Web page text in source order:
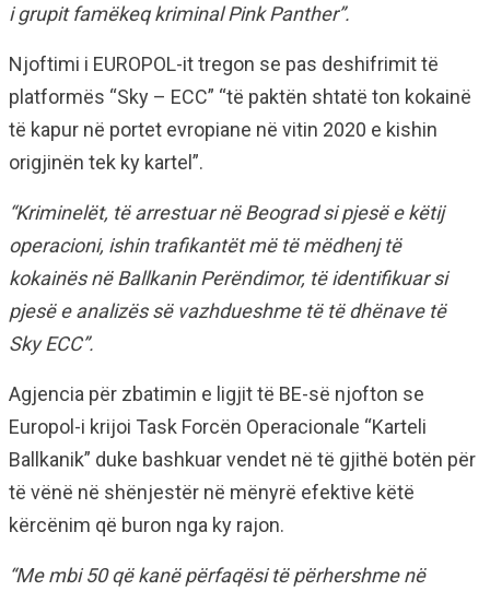
i grupit famëkeq kriminal Pink Panther”.
Njoftimi i EUROPOL-it tregon se pas deshifrimit të
platformës “Sky – ECC” “të paktën shtatë ton kokainë
të kapur në portet evropiane në vitin 2020 e kishin
origjinën tek ky kartel”.
“Kriminelët, të arrestuar në Beograd si pjesë e këtij
operacioni, ishin trafikantët më të mëdhenj të
kokainës në Ballkanin Perëndimor, të identifikuar si
pjesë e analizës së vazhdueshme të të dhënave të
Sky ECC”.
Agjencia për zbatimin e ligjit të BE-së njofton se
Europol-i krijoi Task Forcën Operacionale “Karteli
Ballkanik” duke bashkuar vendet në të gjithë botën për
të vënë në shënjestër në mënyrë efektive këtë
kërcënim që buron nga ky rajon.
“Me mbi 50 që kanë përfaqësi të përhershme në